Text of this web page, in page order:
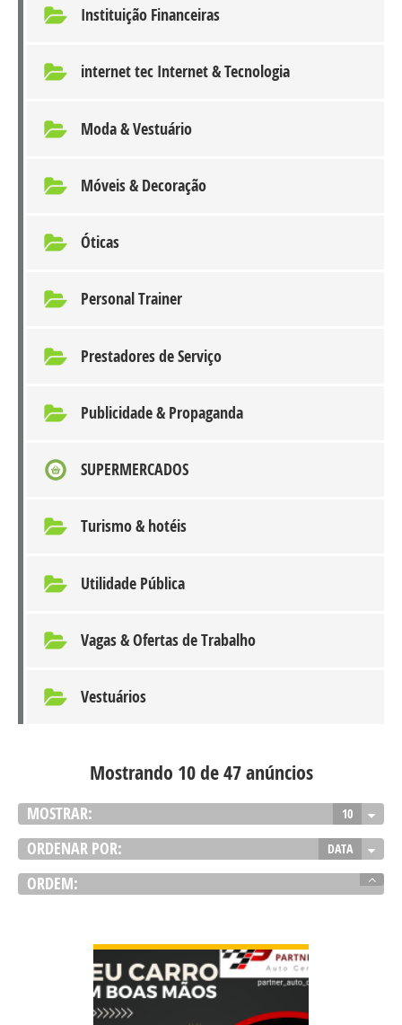
Instituição Financeiras
internet tec Internet & Tecnologia
Moda & Vestuário
Móveis & Decoração
Óticas
Personal Trainer
Prestadores de Serviço
Publicidade & Propaganda
SUPERMERCADOS
Turismo & hotéis
Utilidade Pública
Vagas & Ofertas de Trabalho
Vestuários
Mostrando 10 de 47 anúncios
MOSTRAR: 10
ORDENAR POR: DATA
ORDEM: